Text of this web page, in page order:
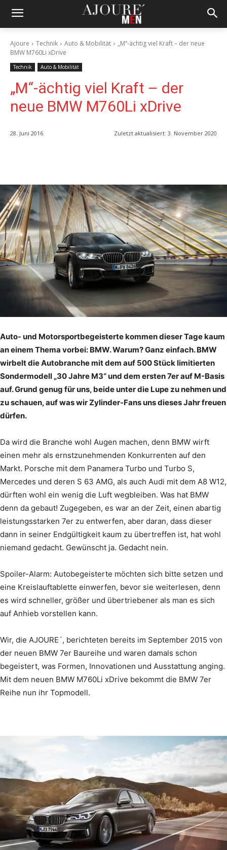
Ajoure Technik Auto & Mobilität
„M“-ächtig viel Kraft – der neue
BMW M760Li xDrive
Technik Auto & Mobilität
„M“-ächtig viel Kraft – der
neue BMW M760Li xDrive
28. Juni 2016 Zuletzt aktualisiert: 3. November 2020
Auto- und Motorsportbegeisterte kommen dieser Tage kaum
an einem Thema vorbei: BMW. Warum? Ganz einfach. BMW
wirbelt die Autobranche mit dem auf 500 Stück limitierten
Sondermodell „30 Jahre M3“ und dem ersten 7er auf M-Basis
auf. Grund genug für uns, beide unter die Lupe zu nehmen und
zu schauen, auf was wir Zylinder-Fans uns dieses Jahr freuen
dürfen.
Da wird die Branche wohl Augen machen, denn BMW wirft
einen mehr als ernstzunehmenden Konkurrenten auf den
Markt. Porsche mit dem Panamera Turbo und Turbo S,
Mercedes und deren S 63 AMG, als auch Audi mit dem A8 W12,
dürften wohl ein wenig die Luft wegbleiben. Was hat BMW
denn da gebaut! Zugegeben, es war an der Zeit, einen abartig
leistungsstarken 7er zu entwerfen, aber daran, dass dieser
dann in seiner Endgültigkeit kaum zu übertreffen ist, hat wohl
niemand gedacht. Gewünscht ja. Gedacht nein.
Spoiler-Alarm: Autobegeisterte möchten sich bitte setzen und
eine Kreislauftablette einwerfen, bevor sie weiterlesen, denn
es wird schneller, größer und übertriebener als man es sich
auf Anhieb vorstellen kann.
Wir, die AJOURE´, berichteten bereits im September 2015 von
der neuen BMW 7er Baureihe und waren damals schon
begeistert, was Formen, Innovationen und Ausstattung anging.
Mit dem neuen BMW M760Li xDrive bekommt die BMW 7er
Reihe nun ihr Topmodell.